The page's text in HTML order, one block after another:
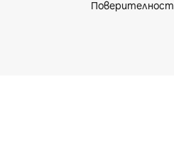
Поверителност